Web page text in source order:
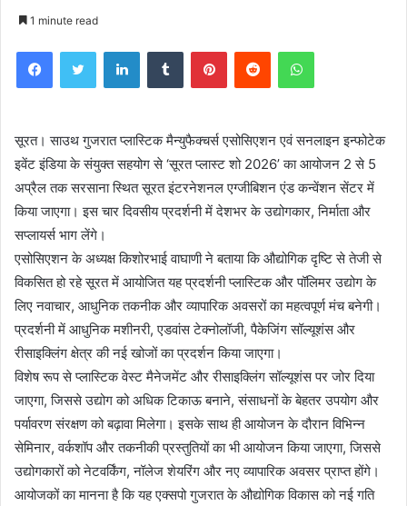
1 minute read
FacebookTwitter LinkedInTumblr PinterestReddit WhatsApp
सूरत। साउथ गुजरात प्लास्टिक मैन्युफैक्चर्स एसोसिएशन एवं सनलाइन इन्फोटेक
इवेंट इंडिया के संयुक्त सहयोग से ‘सूरत प्लास्ट शो 2026’ का आयोजन 2 से 5
अप्रैल तक सरसाना स्थित सूरत इंटरनेशनल एग्जीबिशन एंड कन्वेंशन सेंटर में
किया जाएगा। इस चार दिवसीय प्रदर्शनी में देशभर के उद्योगकार, निर्माता और
सप्लायर्स भाग लेंगे।
एसोसिएशन के अध्यक्ष किशोरभाई वाघाणी ने बताया कि औद्योगिक दृष्टि से तेजी से
विकसित हो रहे सूरत में आयोजित यह प्रदर्शनी प्लास्टिक और पॉलिमर उद्योग के
लिए नवाचार, आधुनिक तकनीक और व्यापारिक अवसरों का महत्वपूर्ण मंच बनेगी।
प्रदर्शनी में आधुनिक मशीनरी, एडवांस टेक्नोलॉजी, पैकेजिंग सॉल्यूशंस और
रीसाइक्लिंग क्षेत्र की नई खोजों का प्रदर्शन किया जाएगा।
विशेष रूप से प्लास्टिक वेस्ट मैनेजमेंट और रीसाइक्लिंग सॉल्यूशंस पर जोर दिया
जाएगा, जिससे उद्योग को अधिक टिकाऊ बनाने, संसाधनों के बेहतर उपयोग और
पर्यावरण संरक्षण को बढ़ावा मिलेगा। इसके साथ ही आयोजन के दौरान विभिन्न
सेमिनार, वर्कशॉप और तकनीकी प्रस्तुतियों का भी आयोजन किया जाएगा, जिससे
उद्योगकारों को नेटवर्किंग, नॉलेज शेयरिंग और नए व्यापारिक अवसर प्राप्त होंगे।
आयोजकों का मानना है कि यह एक्सपो गुजरात के औद्योगिक विकास को नई गति